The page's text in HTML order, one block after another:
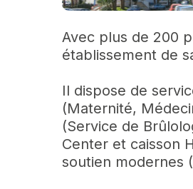
Avec plus de 200
établissement de
Il dispose de
(Maternité,
(Service de
Center et caisson
soutien modernes